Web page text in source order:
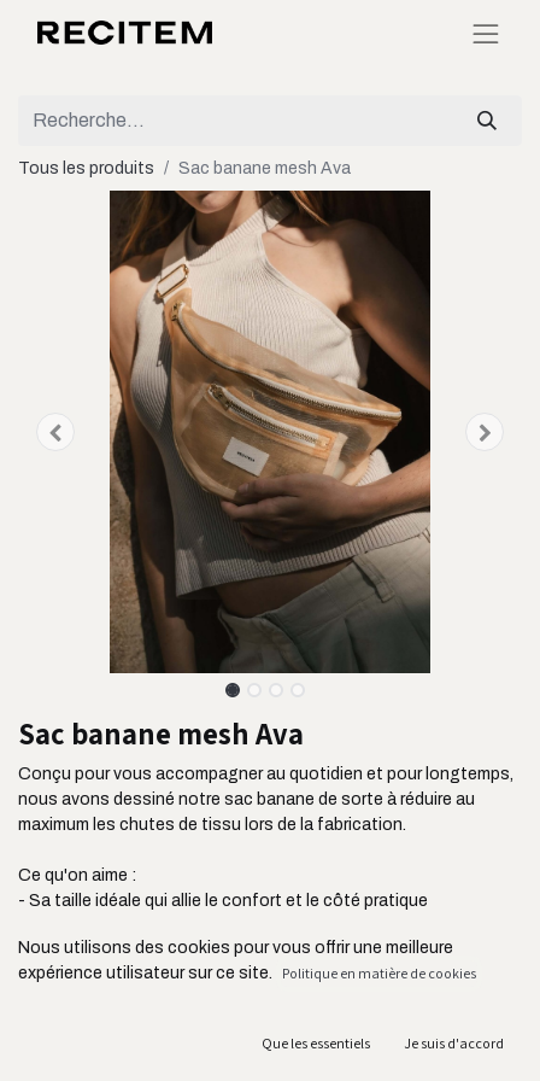
Tous les produits Sac banane mesh Ava
Sac banane mesh Ava
Conçu pour vous accompagner au quotidien et pour longtemps,
nous avons dessiné notre sac banane de sorte à réduire au
maximum les chutes de tissu lors de la fabrication.
Ce qu'on aime :
- Sa taille idéale qui allie le confort et le côté pratique
- Sa poche plaquée située à l'avant pour ranger vos clés, votre
carte de transport ou vos écouteurs
- Sa fabrication au Portugal et en circuit court acheminé en
Nous utilisons des cookies pour vous offrir une meilleure
expérience utilisateur sur ce site.
Politique en matière de cookies
Que les essentiels Je suis d'accord